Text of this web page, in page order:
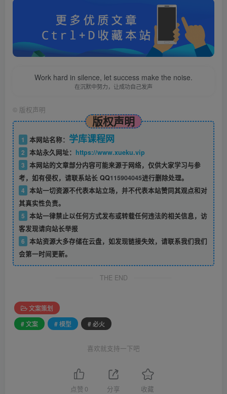
Work hard in silence, let success make the noise.
在沉默中努力，让成功自己发声
© 版权声明
版权声明
1 本网站名称： 学库课程网
2 本站永久网址： https://www.xueku.vip
3 本网站的文章部分内容可能来源于网络，仅供大家学习与参
考，如有侵权，请联系站长 QQ115904045进行删除处理。
4 本站一切资源不代表本站立场，并不代表本站赞同其观点和对
其真实性负责。
5 本站一律禁止以任何方式发布或转载任何违法的相关信息，访
客发现请向站长举报
6 本站资源大多存储在云盘，如发现链接失效，请联系我们我们
会第一时间更新。
THE END
文案策划
# 文案
# 模型 # 必火
喜欢就支持一下吧
点赞 0 分享 收藏